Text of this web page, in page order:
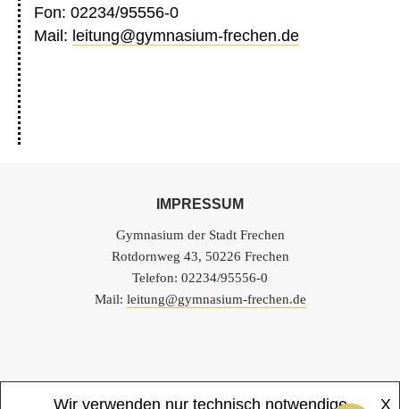
Fon: 02234/95556-0
Mail: leitung@gymnasium-frechen.de
IMPRESSUM
Gymnasium der Stadt Frechen
Rotdornweg 43, 50226 Frechen
Telefon: 02234/95556-0
Mail: leitung@gymnasium-frechen.de
Wir verwenden nur technisch notwendige X